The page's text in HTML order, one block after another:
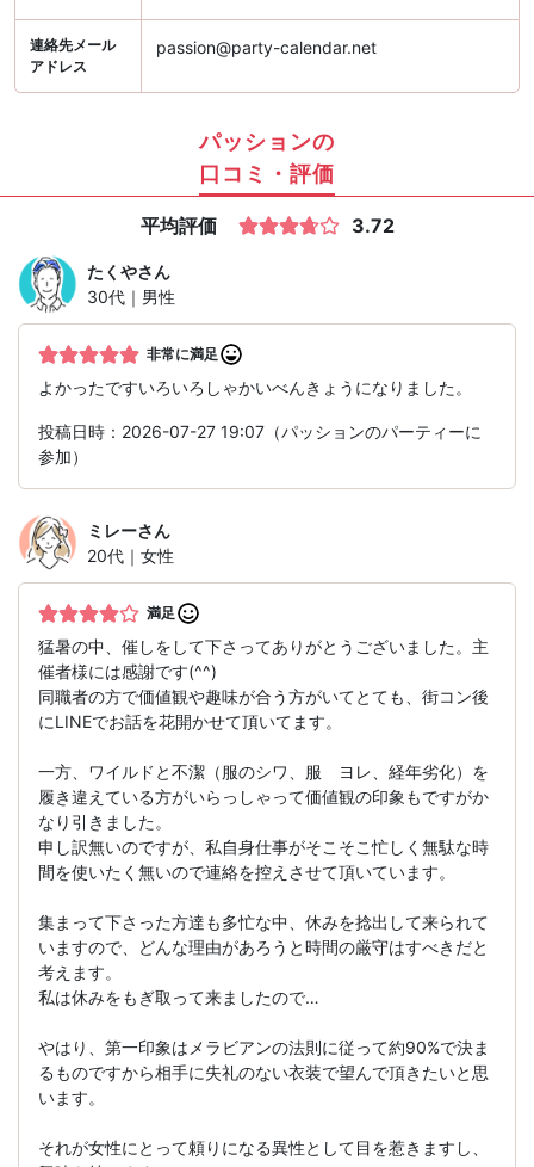
連絡先メール
アドレス
passion@party-calendar.net
パッションの
口コミ・評価
平均評価 3.72
たくやさん
30代｜男性
非常に満足
よかったですいろいろしゃかいべんきょうになりました。
投稿日時：2026-07-27 19:07（パッションのパーティーに
参加）
ミレーさん
20代｜女性
満足
猛暑の中、催しをして下さってありがとうございました。主
催者様には感謝です(^^)
同職者の方で価値観や趣味が合う方がいてとても、街コン後
にLINEでお話を花開かせて頂いてます。
一方、ワイルドと不潔（服のシワ、服 ヨレ、経年劣化）を
履き違えている方がいらっしゃって価値観の印象もですがか
なり引きました。
申し訳無いのですが、私自身仕事がそこそこ忙しく無駄な時
間を使いたく無いので連絡を控えさせて頂いています。
集まって下さった方達も多忙な中、休みを捻出して来られて
いますので、どんな理由があろうと時間の厳守はすべきだと
考えます。
私は休みをもぎ取って来ましたので…
やはり、第一印象はメラビアンの法則に従って約90%で決ま
るものですから相手に失礼のない衣装で望んで頂きたいと思
います。
それが女性にとって頼りになる異性として目を惹きますし、